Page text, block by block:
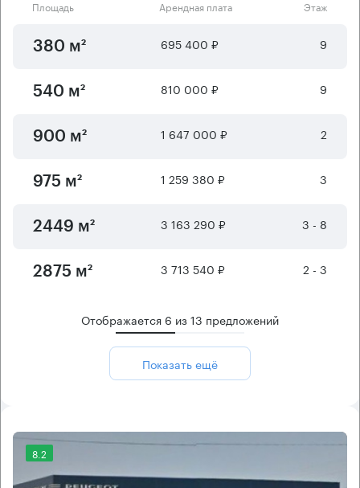
Площадь Арендная плата Этаж
380 м² 695 400 ₽ 9
540 м² 810 000 ₽ 9
900 м² 1 647 000 ₽ 2
975 м² 1 259 380 ₽ 3
2449 м² 3 163 290 ₽ 3 - 8
2875 м² 3 713 540 ₽ 2 - 3
Отображается 6 из13 предложений
Показать ещё
8.2